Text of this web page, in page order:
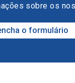
sobre os
o formulário